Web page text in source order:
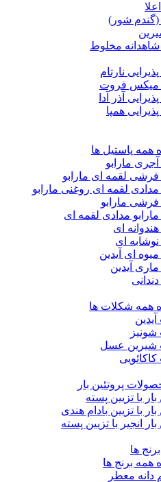
شور)
مخلوط
نارتام
میکس فروت
آذر آدا
همپا
همه پاستیل ها
مارابو
فرشی لقمه ای مارابو
مدادی لقمه ای روغنی مارابو
فرشی مارابو
مارابو مدادی لقمه ای
ای
نوشابه ای
ای آیدین
آیدین
همه شکلات ها
شیرین عسل
پروتئین بار
بار با تزیین پسته
بار با تزیین بادام هندی
بار انجیر با تزیین پسته
ها
همه برنج ها
دانه معطر